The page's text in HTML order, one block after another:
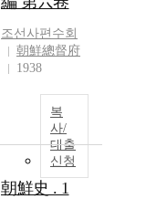
조선사편수회
朝鮮總督府
1938
복
사/
대출
신청
朝鮮史 . 1